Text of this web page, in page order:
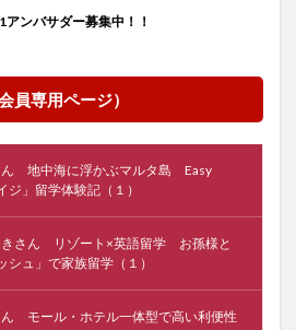
ンバサダー募集中！！
員専用ページ）
地中海に浮かぶマルタ島 Easy
」留学体験記（１）
さん リゾート×英語留学 お孫様と
シュ」で家族留学（１）
モール・ホテル一体型で高い利便性